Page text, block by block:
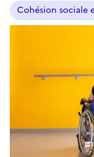
Cohésion sociale